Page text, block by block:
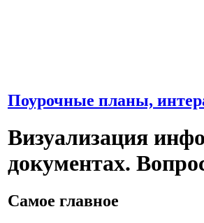
Поурочные планы,
Визуализация
документах.
Самое главное